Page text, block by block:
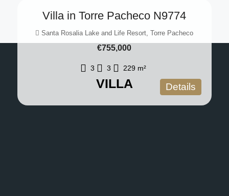
Villa in Torre Pacheco N9774
Santa Rosalia Lake and Life Resort, Torre Pacheco
€755,000
3 3 229 m²
VILLA Details